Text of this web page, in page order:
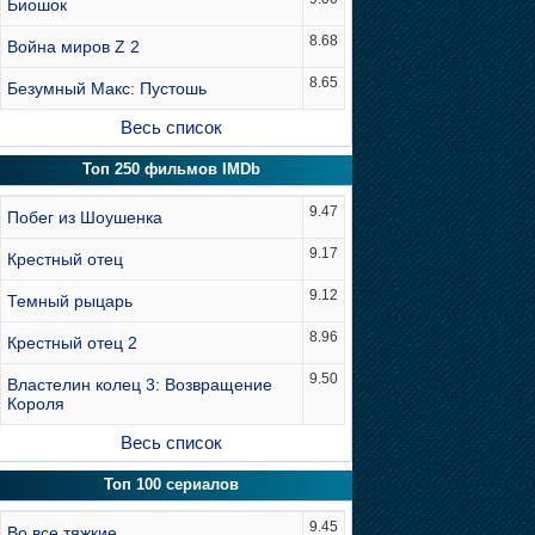
Биошок
Война миров Z 2 8.68
Безумный Макс: Пустошь 8.65
Весь список
Топ 250 фильмов IMDb
Побег из Шоушенка 9.47
Крестный отец 9.17
Темный рыцарь 9.12
Крестный отец 2 8.96
Властелин колец 3: Возвращение
Короля
9.50
Весь список
Топ 100 сериалов
9.45